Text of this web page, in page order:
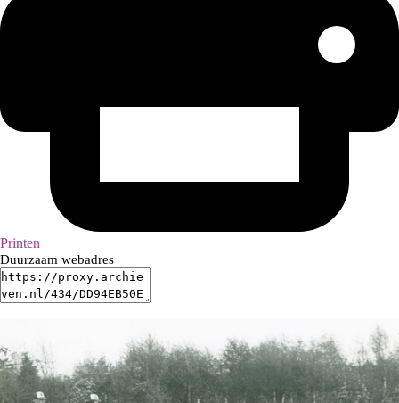
Printen
Duurzaam webadres